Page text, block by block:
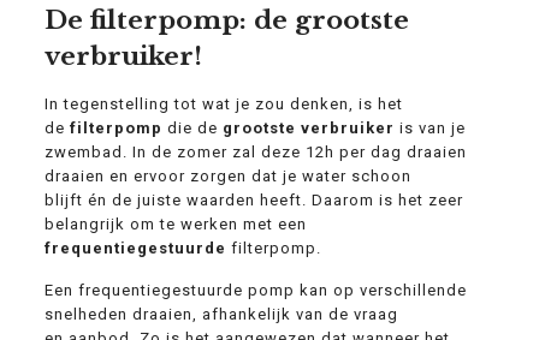
De filterpomp: de grootste
verbruiker!
In tegenstelling tot wat je zou denken, is het
de filterpomp die de grootste verbruiker is van je
zwembad. In de zomer zal deze 12h per dag draaien
draaien en ervoor zorgen dat je water schoon
blijft én de juiste waarden heeft. Daarom is het zeer
belangrijk om te werken met een
frequentiegestuurde filterpomp.
Een frequentiegestuurde pomp kan op verschillende
snelheden draaien, afhankelijk van de vraag